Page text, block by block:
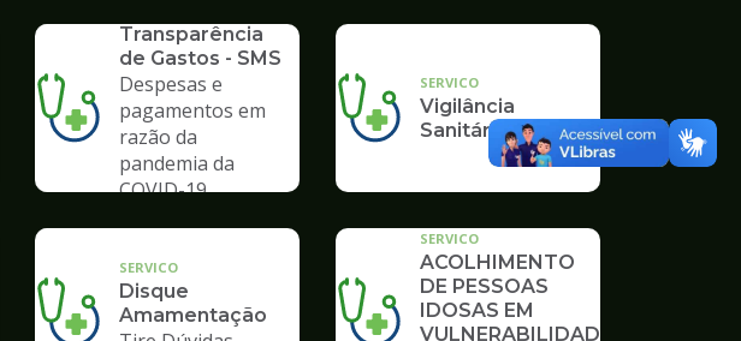
Transparência
de Gastos - SMS
Despesas e
pagamentos em
razão da
pandemia da
COVID-19
SERVICO
Vigilância
Sanitária
SERVICO
Disque
Amamentação
SERVICO
ACOLHIMENTO
DE PESSOAS
IDOSAS EM
VULNERABILIDADE